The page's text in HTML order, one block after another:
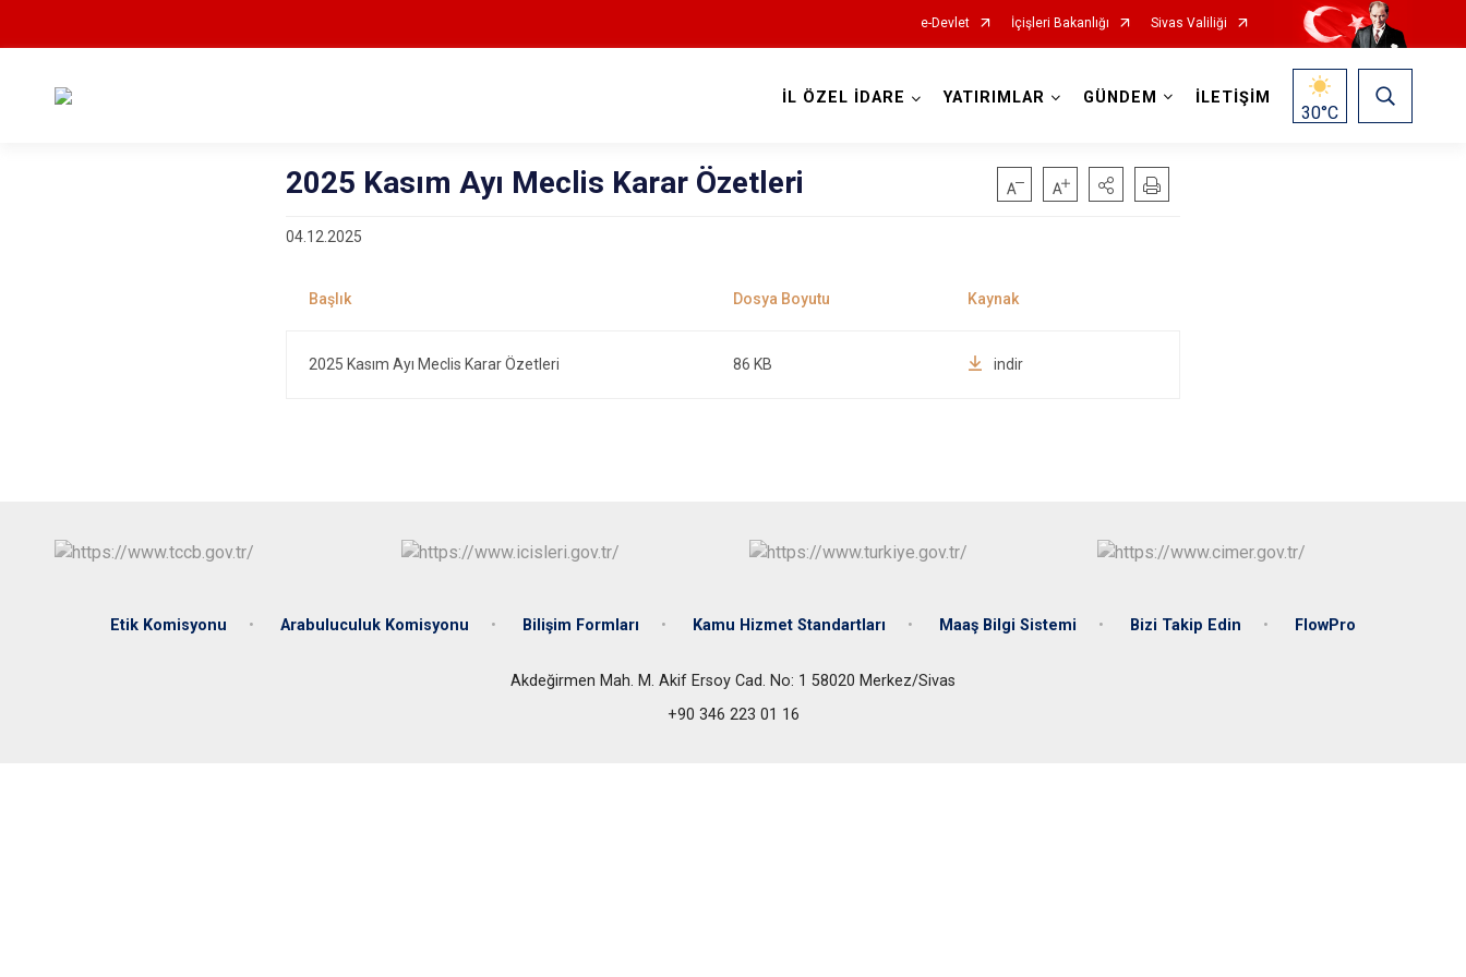
e-Devlet İçişleri Bakanlığı Sivas Valiliği
İL ÖZEL İDARE YATIRIMLAR GÜNDEM İLETİŞİM
30°C
2025 Kasım Ayı Meclis Karar Özetleri
04.12.2025
2025 Kasım Ayı Meclis Karar Özetleri 86 KB indir
Etik Komisyonu Arabuluculuk Komisyonu Bilişim Formları Kamu Hizmet Standartları Maaş Bilgi Sistemi Bizi Takip Edin FlowPro
Akdeğirmen Mah. M. Akif Ersoy Cad. No: 1 58020 Merkez/Sivas
+90 346 223 01 16